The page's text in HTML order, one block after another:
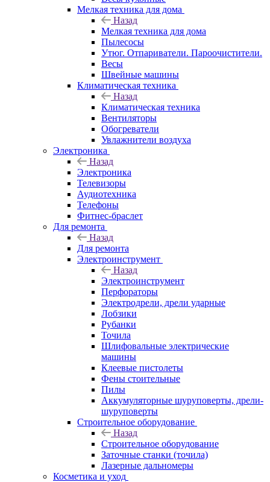
Мелкая техника для дома
Назад
Мелкая техника для дома
Пылесосы
Утюг. Отпариватели. Пароочистители.
Весы
Швейные машины
Климатическая техника
Назад
Климатическая техника
Вентиляторы
Обогреватели
Увлажнители воздуха
Электроника
Назад
Электроника
Телевизоры
Аудиотехника
Телефоны
Фитнес-браслет
Для ремонта
Назад
Для ремонта
Электроинструмент
Назад
Электроинструмент
Перфораторы
Электродрели, дрели ударные
Лобзики
Рубанки
Точила
Шлифовальные электрические
машины
Клеевые пистолеты
Фены стоительные
Пилы
Аккумуляторные шуруповерты, дрели-
шуруповерты
Строительное оборудование
Назад
Строительное оборудование
Заточные станки (точила)
Лазерные дальномеры
Косметика и уход